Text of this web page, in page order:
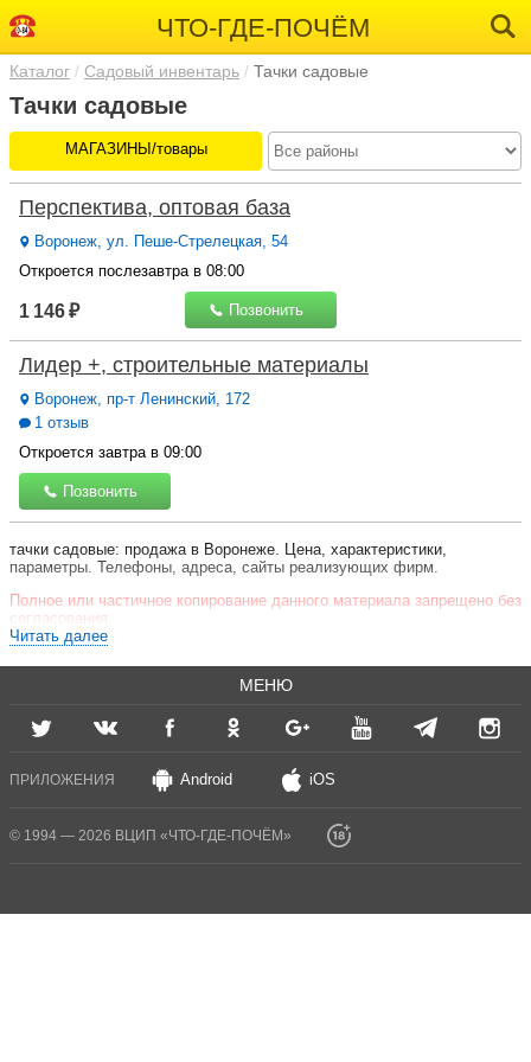
ЧТО-ГДЕ-ПОЧЁМ
Каталог Садовый инвентарь Тачки садовые
Тачки садовые
МАГАЗИНЫ/товары
Перспектива, оптовая база
Воронеж, ул. Пеше-Стрелецкая, 54
Откроется послезавтра в 08:00
1 146 ₽ Позвонить
Лидер +, строительные материалы
Воронеж, пр-т Ленинский, 172
1 отзыв
Откроется завтра в 09:00
Позвонить
тачки садовые: продажа в Воронеже. Цена, характеристики,
параметры. Телефоны, адреса, сайты реализующих фирм.
Полное или частичное копирование данного материала запрещено без
согласования.
Читать далее
МЕНЮ
ПРИЛОЖЕНИЯ Android iOS
© 1994 — 2026 ВЦИП «ЧТО-ГДЕ-ПОЧЁМ»